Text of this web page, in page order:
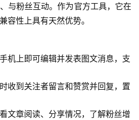
与粉丝互动。作为官方工具，它在
容性上具有天然优势。
机上即可编辑并发表图文消息，支
收到关注者留言和赞赏并回复，置
文章阅读、分享情况，了解粉丝增